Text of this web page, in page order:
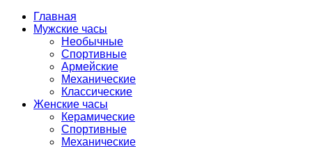
Главная
Мужские часы
Необычные
Спортивные
Армейские
Механические
Классические
Женские часы
Керамические
Спортивные
Механические